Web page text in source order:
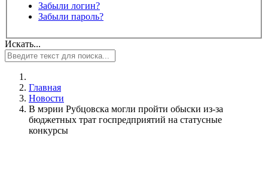
Забыли логин?
Забыли пароль?
Искать...
Главная
Новости
В мэрии Рубцовска могли пройти обыски из-за
бюджетных трат госпредприятий на статусные
конкурсы